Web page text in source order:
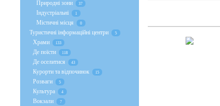
Природні зони 37
Індустріальні 1
Містичні місця 0
Туристичні інформаційні центри 5
Храми 133
Де поїсти 118
Де оселитися 43
Курорти та відпочинок 15
Розваги 5
Культура 4
Вокзали 7